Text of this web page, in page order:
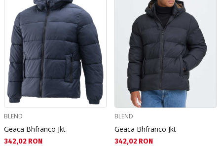
BLEND
Geaca Bhfranco Jkt
Текуща цена:
342,02 RON
BLEND
Geaca Bhfranco Jkt
Текуща цена:
342,02 RON